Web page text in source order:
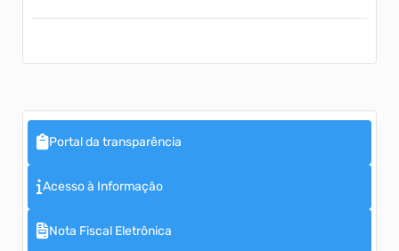
Portal da transparência
Acesso à Informação
Nota Fiscal Eletrônica